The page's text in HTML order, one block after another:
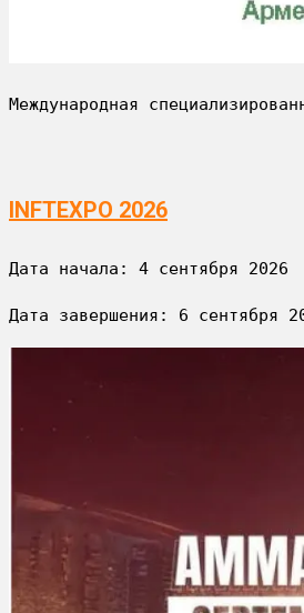
Международная
INFTEXPO 2026
Дата начала: 4 сентября 2026
Дата завершения: 6 сентября